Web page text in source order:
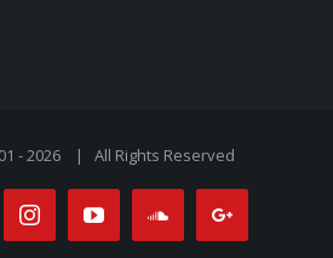
-2026 | All Rights Reserved
InstagramYoutubeSoundcloudGoogle+